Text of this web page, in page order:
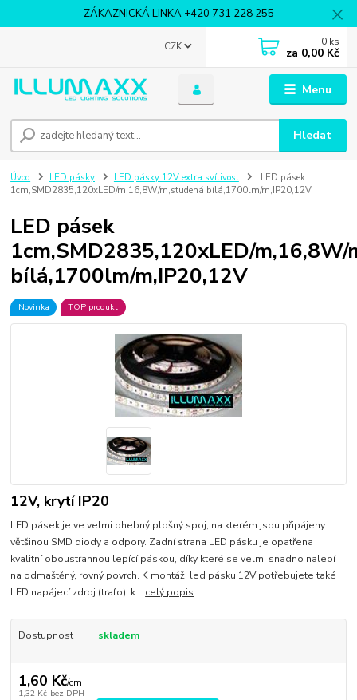
ZÁKAZNICKÁ LINKA +420 731 228 255
Menu
CZK
Hledat
0 ks
za 0,00 Kč
Úvod LED pásky LED pásky 12V extra svítivost
LED pásek
1cm,SMD2835,120xLED/m,16,8W/m,studená bílá,1700lm/m,IP20,12V
LED pásek
1cm,SMD2835,120xLED/
bílá,1700lm/m,IP20,12V
Novinka TOP produkt
12V, krytí IP20
LED pásek je ve velmi ohebný plošný spoj, na kterém jsou připájeny
většinou SMD diody a odpory. Zadní strana LED pásku je opatřena
kvalitní oboustrannou lepící páskou, díky které se velmi snadno nalepí
na odmaštěný, rovný povrch. K montáži led pásku 12V potřebujete také
LED napájecí zdroj (trafo), k... celý popis
Dostupnost skladem
1,60 Kč/cm
1,32 Kč bez DPH